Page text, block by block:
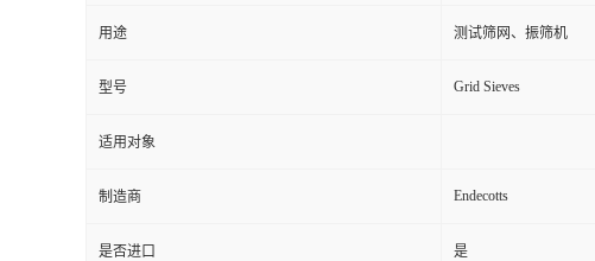
用途 测试筛网、振筛机
型号 Grid Sieves
适用对象
制造商 Endecotts
是否进口 是